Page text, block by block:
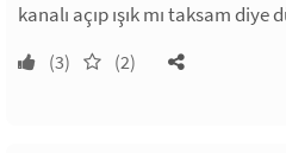
kanalı açıp ışık mı taksam
(3) (2)